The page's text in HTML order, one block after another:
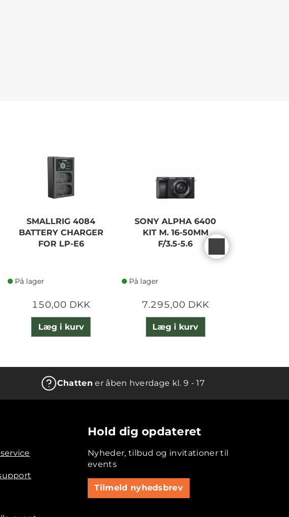
SMALLRIG 4084
BATTERY CHARGER
FOR LP-E6
På lager
150,00 DKK
Læg i kurv
SONY ALPHA 6400
KIT M. 16-50MM
F/3.5-5.6
På lager
7.295,00 DKK
Læg i kurv
Chatten er åben hverdage kl. 9 - 17
Hold dig opdateret
Nyheder, tilbud og invitationer til
events
Tilmeld nyhedsbrev